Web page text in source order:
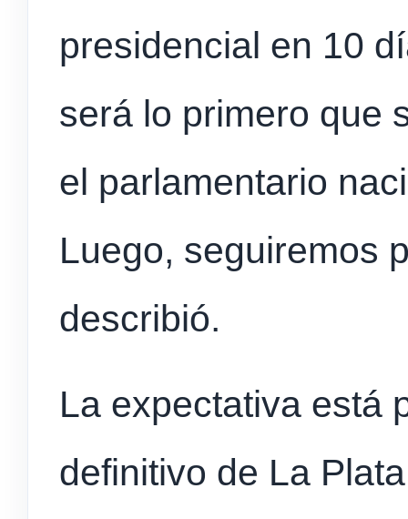
presidencial en 10
será lo primero que
el parlamentario
Luego, seguiremos
describió.
La expectativa está
definitivo de La